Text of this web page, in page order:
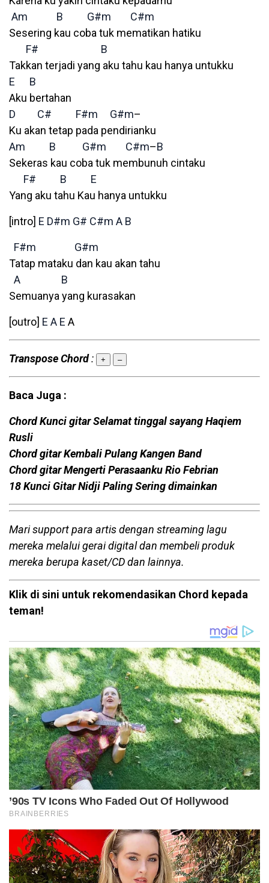
Am
B G#m
C#m
Sesering kau coba tuk mematikan hatiku
F#
B
Takkan terjadi yang aku tahu kau hanya untukku
E
B
Aku bertahan
D
C# F#m G#m–
Ku akan tetap pada pendirianku
Am
B G#m C#m–B
Sekeras kau coba tuk membunuh cintaku
F#
B
E
Yang aku tahu Kau hanya untukku
[intro] E D#m G# C#m A B
F#m
G#m
Tatap mataku dan kau akan tahu
A
B
Semuanya yang kurasakan
[outro] E A E A
Transpose Chord: + –
Baca Juga :
Chord Kunci gitar Selamat tinggal sayang Haqiem
Rusli
Chord gitar Kembali Pulang Kangen Band
Chord gitar Mengerti Perasaanku Rio Febrian
18 Kunci Gitar Nidji Paling Sering dimainkan
Mari support para artis dengan streaming lagu
mereka melalui gerai digital dan membeli produk
mereka berupa kaset/CD dan lainnya.
Klik di sini untuk rekomendasikan Chord kepada
teman!